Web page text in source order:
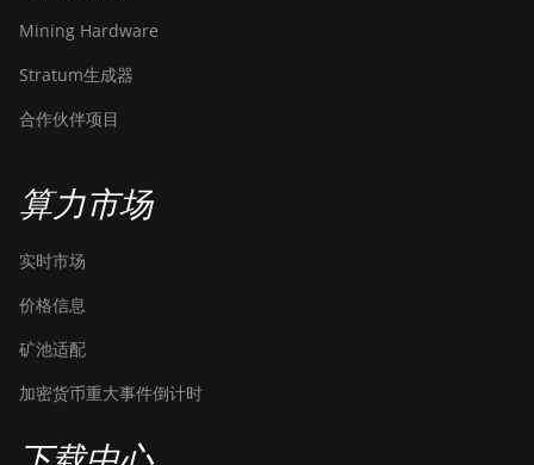
Mining Hardware
Stratum生成器
合作伙伴项目
算力市场
实时市场
价格信息
矿池适配
加密货币重大事件倒计时